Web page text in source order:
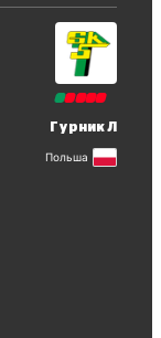
Гурник Л
Польша